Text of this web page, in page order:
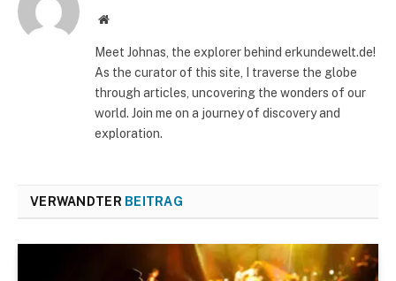
Website
Meet Johnas, the explorer behind erkundewelt.de!
As the curator of this site, I traverse the globe
through articles, uncovering the wonders of our
world. Join me on a journey of discovery and
exploration.
VERWANDTER BEITRAG